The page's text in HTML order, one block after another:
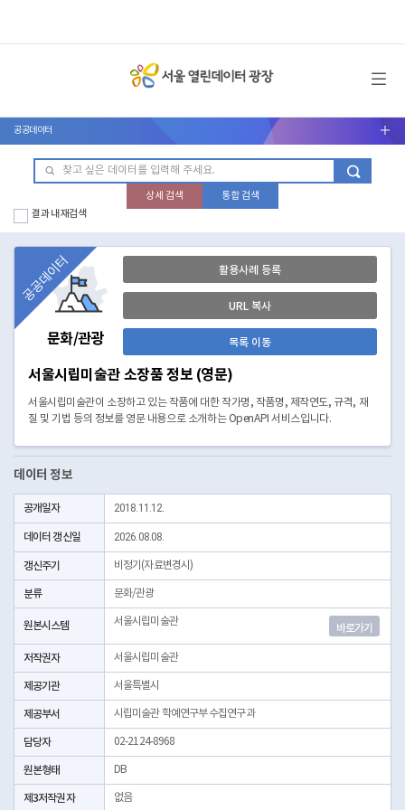
메뉴 열기
공공데이터 서브메뉴 열기
상세 검색
통합 검색
결과 내 재검색
문화/관광
공공데이터 활용사례 등록
URL 복사
목록 이동
서울시립미술관 소장품 정보 (영문)
서울시립미술관이 소장하고 있는 작품에 대한 작가명, 작품명, 제작연도, 규격, 재
질 및 기법 등의 정보를 영문 내용으로 소개하는 OpenAPI 서비스입니다.
데이터 정보
공개일자 2018.11.12.
데이터 갱신일 2026.08.08.
갱신주기 비정기(자료변경시)
분류 문화/관광
원본시스템 서울시립미술관
바로가기
저작권자 서울시립미술관
제공기관 서울특별시
제공부서 시립미술관 학예연구부 수집연구과
담당자 02-2124-8968
원본형태 DB
제3저작권자 없음